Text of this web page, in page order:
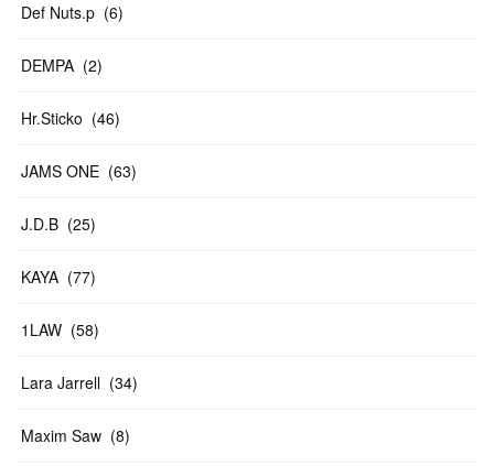
Def Nuts.p (6)
DEMPA (2)
Hr.Sticko (46)
JAMS ONE (63)
J.D.B (25)
KAYA (77)
1LAW (58)
Lara Jarrell (34)
Maxim Saw (8)